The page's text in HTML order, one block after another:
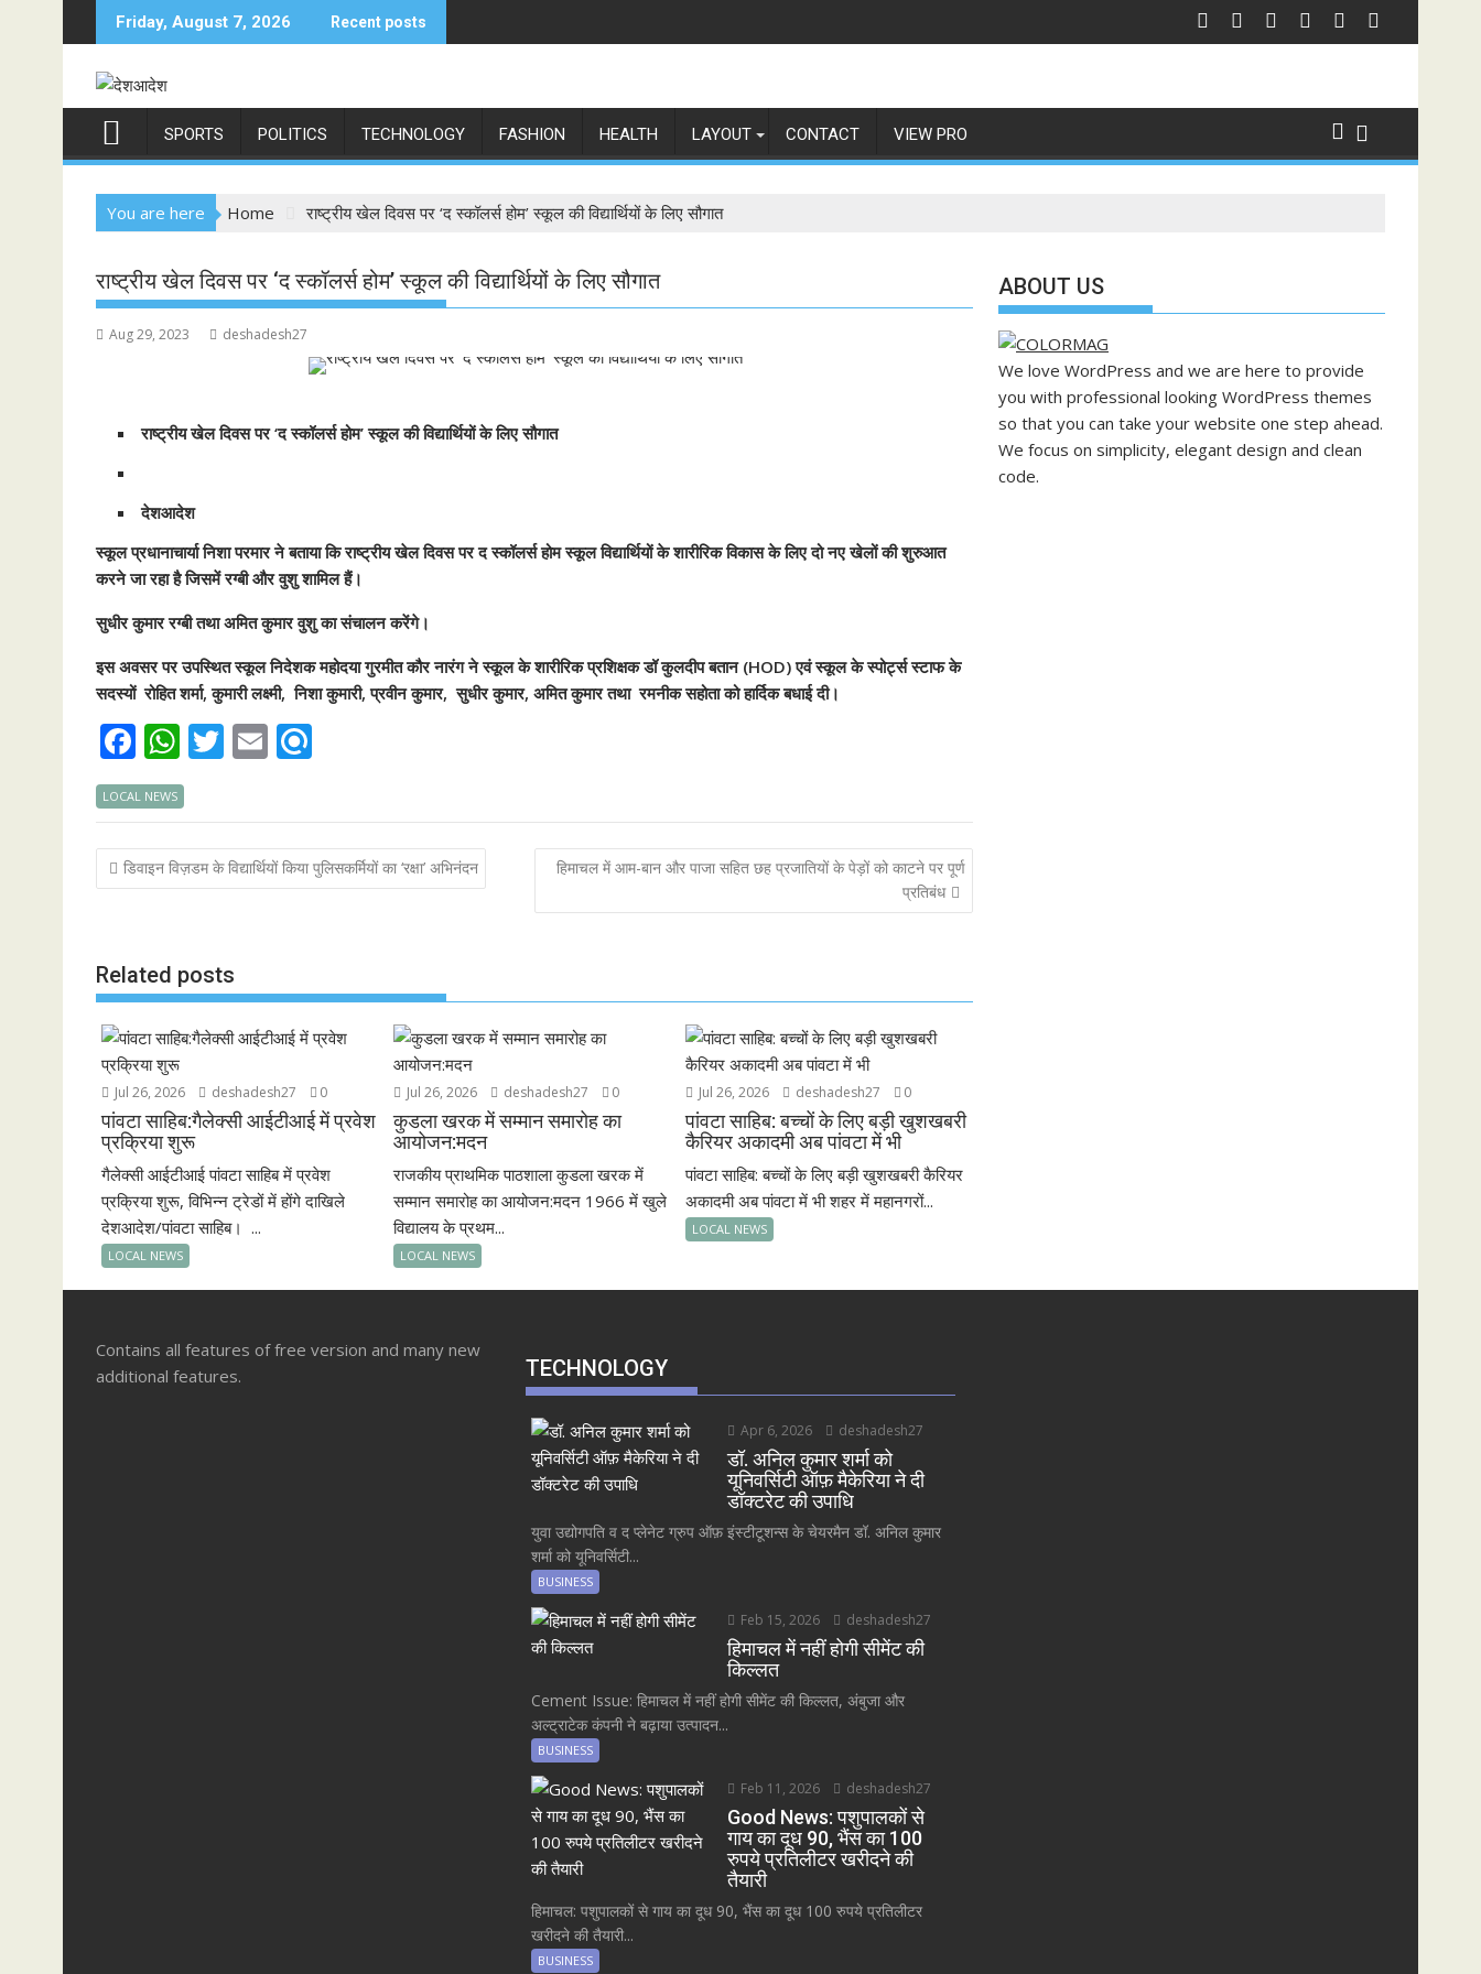
to
Friday, August 7, 2026 Recent posts
SPORTS POLITICS TECHNOLOGY FASHION HEALTH LAYOUT CONTACT VIEW PRO
You are here Home राष्ट्रीय खेल दिवस पर ‘द स्कॉलर्स होम’ स्कूल की विद्यार्थियों के लिए सौगात
राष्ट्रीय खेल दिवस पर ‘द स्कॉलर्स होम’ स्कूल की विद्यार्थियों के लिए सौगात
Aug 29, 2023 deshadesh27
राष्ट्रीय खेल दिवस पर ‘द स्कॉलर्स होम’ स्कूल की विद्यार्थियों के लिए सौगात
देशआदेश
स्कूल प्रधानाचार्या निशा परमार ने बताया कि राष्ट्रीय खेल दिवस पर द स्कॉलर्स होम स्कूल विद्यार्थियों के शारीरिक विकास के लिए दो नए खेलों की शुरुआत
करने जा रहा है जिसमें रग्बी और वुशु शामिल हैं।
सुधीर कुमार रग्बी तथा अमित कुमार वुशु का संचालन करेंगे।
इस अवसर पर उपस्थित स्कूल निदेशक महोदया गुरमीत कौर नारंग ने स्कूल के शारीरिक प्रशिक्षक डॉ कुलदीप बतान (HOD) एवं स्कूल के स्पोर्ट्स स्टाफ के
सदस्यों रोहित शर्मा, कुमारी लक्ष्मी, निशा कुमारी, प्रवीन कुमार, सुधीर कुमार, अमित कुमार तथा रमनीक सहोता को हार्दिक बधाई दी।
F
ac
e
b
o
W
h
at
s
A
T
itt
er
E
ai
l
i
n
d
LOCAL NEWS
Post
navigation
डिवाइन विज़डम के विद्यार्थियों किया पुलिसकर्मियों का ‘रक्षा’ अभिनंदन
हिमाचल में आम-बान और पाजा सहित छह प्रजातियों के पेड़ों को काटने पर पूर्ण
प्रतिबंध
Related posts
Jul 26, 2026 deshadesh27 0
पांवटा साहिब:गैलेक्सी आईटीआई में प्रवेश
प्रक्रिया शुरू
गैलेक्सी आईटीआई पांवटा साहिब में प्रवेश
प्रक्रिया शुरू, विभिन्न ट्रेडों में होंगे दाखिले
देशआदेश/पांवटा साहिब। ...
LOCAL NEWS
Jul 26, 2026 deshadesh27 0
कुडला खरक में सम्मान समारोह का
आयोजन:मदन
राजकीय प्राथमिक पाठशाला कुडला खरक में
सम्मान समारोह का आयोजन:मदन 1966 में खुले
विद्यालय के प्रथम...
LOCAL NEWS
Jul 26, 2026 deshadesh27 0
पांवटा साहिब: बच्चों के लिए बड़ी खुशखबरी
कैरियर अकादमी अब पांवटा में भी
पांवटा साहिब: बच्चों के लिए बड़ी खुशखबरी कैरियर
अकादमी अब पांवटा में भी शहर में महानगरों...
LOCAL NEWS
ABOUT US
We love WordPress and we are here to provide
you with professional looking WordPress themes
so that you can take your website one step ahead.
We focus on simplicity, elegant design and clean
code.
Contains all features of free version and many new
additional features.
TECHNOLOGY
Apr 6, 2026 deshadesh27
डॉ. अनिल कुमार शर्मा को
यूनिवर्सिटी ऑफ़ मैकेरिया ने दी
डॉक्टरेट की उपाधि
युवा उद्योगपति व द प्लेनेट ग्रुप ऑफ़ इंस्टीटूशन्स के चेयरमैन डॉ. अनिल कुमार
शर्मा को यूनिवर्सिटी...
BUSINESS
Feb 15, 2026 deshadesh27
हिमाचल में नहीं होगी सीमेंट की
किल्लत
Cement Issue: हिमाचल में नहीं होगी सीमेंट की किल्लत, अंबुजा और
अल्ट्राटेक कंपनी ने बढ़ाया उत्पादन...
BUSINESS
Feb 11, 2026 deshadesh27
Good News: पशुपालकों से
गाय का दूध 90, भैंस का 100
रुपये प्रतिलीटर खरीदने की
तैयारी
हिमाचल: पशुपालकों से गाय का दूध 90, भैंस का दूध 100 रुपये प्रतिलीटर
खरीदने की तैयारी...
BUSINESS